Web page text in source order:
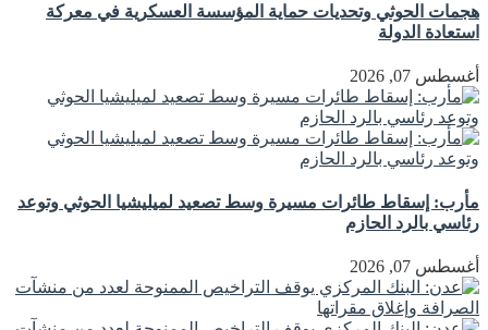
هجمات الحوثي وتحديات حماية المؤسسة العسكرية في معركة
استعادة الدولة
أغسطس 07, 2026
مأرب: إسقاط طائرات مسيرة وسط تصعيد لميليشيا الحوثي وتوعد
رئاسي بالرد الحازم
أغسطس 07, 2026